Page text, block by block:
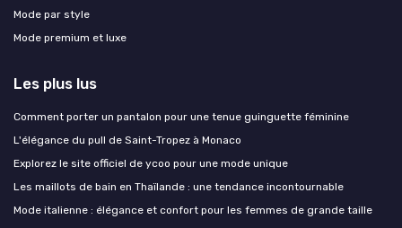
Mode par style
Mode premium et luxe
Les plus lus
Comment porter un pantalon pour une tenue guinguette féminine
L'élégance du pull de Saint-Tropez à Monaco
Explorez le site officiel de ycoo pour une mode unique
Les maillots de bain en Thaïlande : une tendance incontournable
Mode italienne : élégance et confort pour les femmes de grande taille